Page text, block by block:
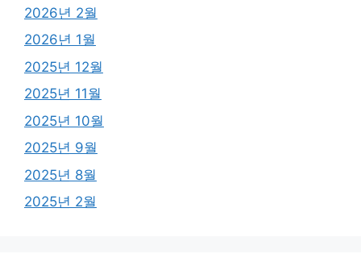
2026년 2월
2026년 1월
2025년 12월
2025년 11월
2025년 10월
2025년 9월
2025년 8월
2025년 2월